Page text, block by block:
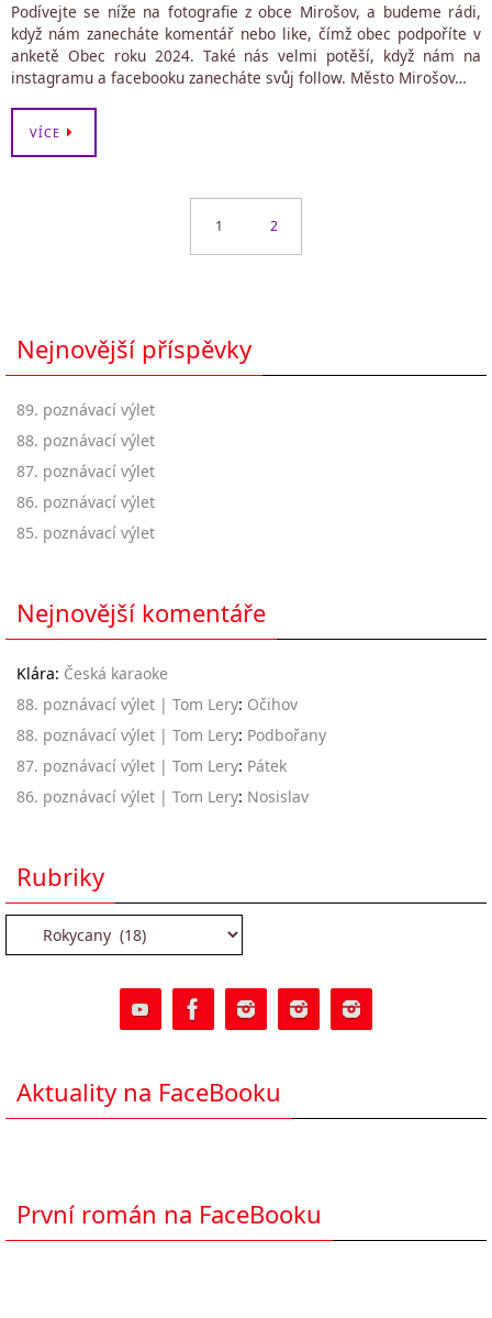
Podívejte se níže na fotografie z obce Mirošov, a budeme rádi,
když nám zanecháte komentář nebo like, čímž obec podpoříte v
anketě Obec roku 2024. Také nás velmi potěší, když nám na
instagramu a facebooku zanecháte svůj follow. Město Mirošov…
VÍCE
1 2
Nejnovější příspěvky
89. poznávací výlet
88. poznávací výlet
87. poznávací výlet
86. poznávací výlet
85. poznávací výlet
Nejnovější komentáře
Klára: Česká karaoke
88. poznávací výlet | Tom Lery: Očihov
88. poznávací výlet | Tom Lery: Podbořany
87. poznávací výlet | Tom Lery: Pátek
86. poznávací výlet | Tom Lery: Nosislav
Rubriky
Aktuality na FaceBooku
První román na FaceBooku